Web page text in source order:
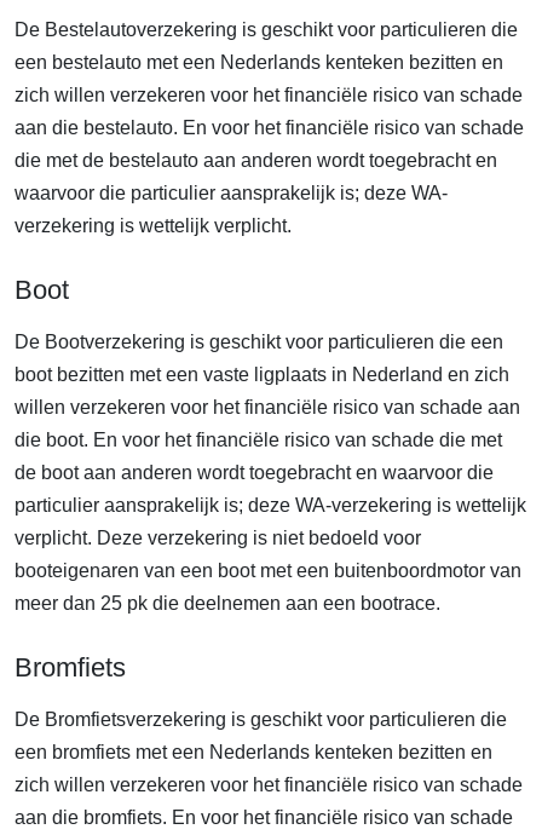
De Bestelautoverzekering is geschikt voor particulieren die
een bestelauto met een Nederlands kenteken bezitten en
zich willen verzekeren voor het financiële risico van schade
aan die bestelauto. En voor het financiële risico van schade
die met de bestelauto aan anderen wordt toegebracht en
waarvoor die particulier aansprakelijk is; deze WA-
verzekering is wettelijk verplicht.
Boot
De Bootverzekering is geschikt voor particulieren die een
boot bezitten met een vaste ligplaats in Nederland en zich
willen verzekeren voor het financiële risico van schade aan
die boot. En voor het financiële risico van schade die met
de boot aan anderen wordt toegebracht en waarvoor die
particulier aansprakelijk is; deze WA-verzekering is wettelijk
verplicht. Deze verzekering is niet bedoeld voor
booteigenaren van een boot met een buitenboordmotor van
meer dan 25 pk die deelnemen aan een bootrace.
Bromfiets
De Bromfietsverzekering is geschikt voor particulieren die
een bromfiets met een Nederlands kenteken bezitten en
zich willen verzekeren voor het financiële risico van schade
aan die bromfiets. En voor het financiële risico van schade